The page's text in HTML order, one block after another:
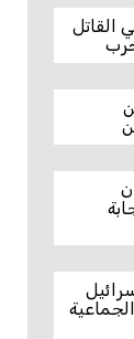
القاتل